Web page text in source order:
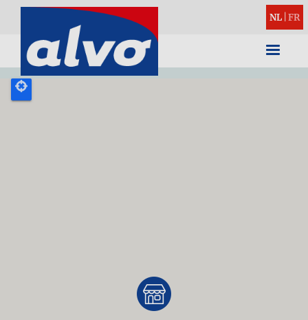
NL FR